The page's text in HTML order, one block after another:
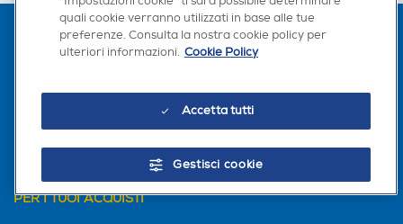
PER I TUOI ACQUISTI
quali cookie verranno utilizzati in base alle tue
preferenze. Consulta la nostra cookie policy per
ulteriori informazioni. Cookie Policy
Accetta tutti
Gestisci cookie